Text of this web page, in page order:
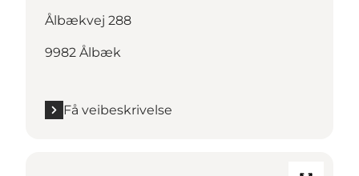
Ålbækvej 288
9982 Ålbæk
Få veibeskrivelse